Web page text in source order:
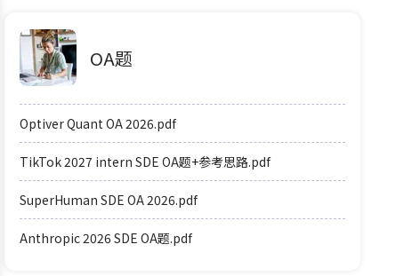
OA题
Optiver Quant OA 2026.pdf
TikTok 2027 intern SDE OA题+参考思路.pdf
SuperHuman SDE OA 2026.pdf
Anthropic 2026 SDE OA题.pdf